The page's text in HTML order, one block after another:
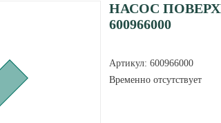
НАСОС
600966000
Артикул: 600966000
Временно отсутствует